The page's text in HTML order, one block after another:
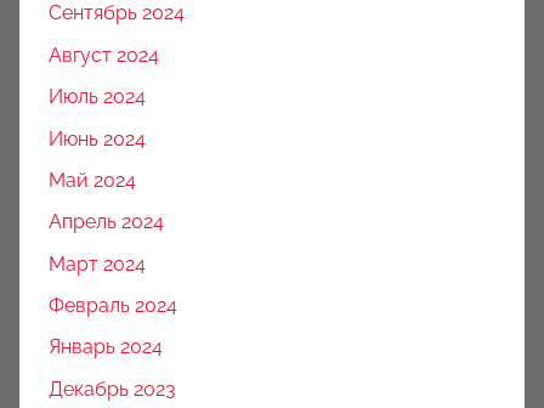
Сентябрь 2024
Август 2024
Июль 2024
Июнь 2024
Май 2024
Апрель 2024
Март 2024
Февраль 2024
Январь 2024
Декабрь 2023